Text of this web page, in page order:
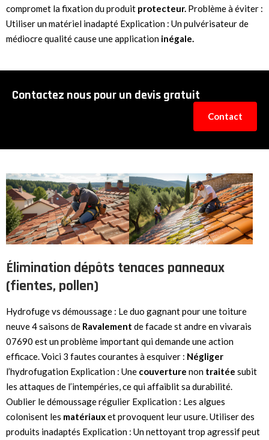
compromet la fixation du produit protecteur. Problème à éviter :
Utiliser un matériel inadapté Explication : Un pulvérisateur de
médiocre qualité cause une application inégale.
Contactez nous pour un devis gratuit
Contact
Élimination dépôts tenaces panneaux
(fientes, pollen)
Hydrofuge vs démoussage : Le duo gagnant pour une toiture
neuve 4 saisons de Ravalement de facade st andre en vivarais
07690 est un problème important qui demande une action
efficace. Voici 3 fautes courantes à esquiver : Négliger
l’hydrofugation Explication : Une couverture non traitée subit
les attaques de l’intempéries, ce qui affaiblit sa durabilité.
Oublier le démoussage régulier Explication : Les algues
colonisent les matériauxet provoquent leur usure. Utiliser des
produits inadaptés Explication : Un nettoyant trop agressif peut